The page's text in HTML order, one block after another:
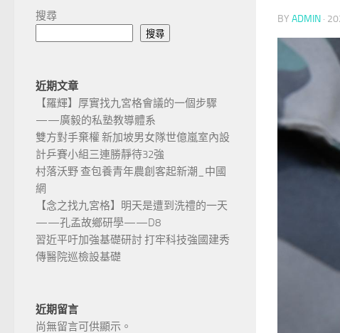
BY ADMIN ·
搜尋
搜尋
近期文章
【羅輝】厚實找九宮格會議的一個步驟
——廣毅的私塾教導體系
雙方對手棄權 新加坡男女隊世億嵐室內設
計乒賽小組三連勝靜待32強
村落沃野 查包養青年農創客起新潮_中國
網
【念之找九宮格】明天是遭到洗禮的一天
——孔孟故鄉研學——D8
習近平吁加強基礎研討 打牢科技強國建秀
傳醫院巡檢設基礎
近期留言
尚無留言可供顯示。